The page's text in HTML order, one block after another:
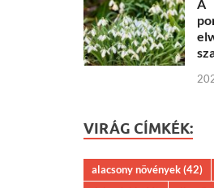
A
VIRÁG CÍMKÉK:
alacsony növények(42)